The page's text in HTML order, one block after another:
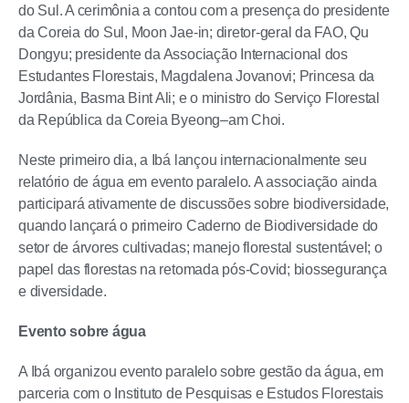
do Sul. A cerimônia a contou com a presença do presidente
da Coreia do Sul, Moon Jae-in; diretor-geral da FAO, Qu
Dongyu; presidente da Associação Internacional dos
Estudantes Florestais, Magdalena Jovanovi; Princesa da
Jordânia, Basma Bint Ali; e o ministro do Serviço Florestal
da República da Coreia Byeong–am Choi.
Neste primeiro dia, a Ibá lançou internacionalmente seu
relatório de água em evento paralelo. A associação ainda
participará ativamente de discussões sobre biodiversidade,
quando lançará o primeiro Caderno de Biodiversidade do
setor de árvores cultivadas; manejo florestal sustentável; o
papel das florestas na retomada pós-Covid; biossegurança
e diversidade.
Evento sobre água
A Ibá organizou evento paralelo sobre gestão da água, em
parceria com o Instituto de Pesquisas e Estudos Florestais